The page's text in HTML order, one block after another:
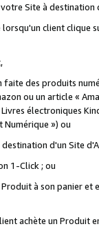
Site à destination
client
des produits
ou un article «
électroniques
Numérique ») ou
d'un Site
1-Click ; ou
à son panier et
achète un Produit